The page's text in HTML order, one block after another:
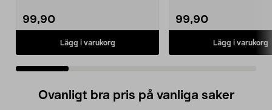
99,90
Lägg i varukorg
99,90
Lägg i varukorg
Ovanligt bra pris på vanliga saker